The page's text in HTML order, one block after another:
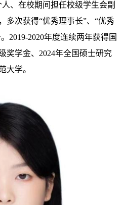
、在校期间担任校级学生会副
多次获得“优秀理事长”、“优秀
2019-2020年度连续两年获得国
奖学金、2024年全国硕士研究
大学。